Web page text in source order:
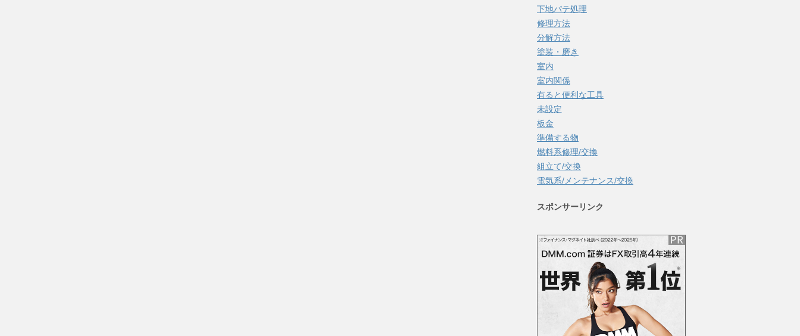
下地パテ処理
修理方法
分解方法
塗装・磨き
室内
室内関係
有ると便利な工具
未設定
板金
準備する物
燃料系修理/交換
組立て/交換
電気系/メンテナンス/交換
スポンサーリンク